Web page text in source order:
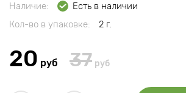
Наличие:
Есть в наличии
Кол-во в упаковке:
2 г.
20 руб 37 руб